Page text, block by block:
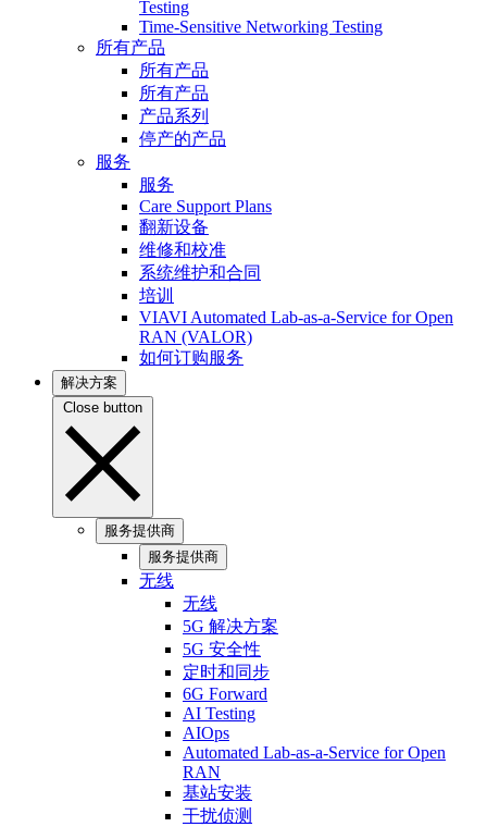
Testing
Time-Sensitive Networking Testing
所有产品
所有产品
所有产品
产品系列
停产的产品
服务
服务
Care Support Plans
翻新设备
维修和校准
系统维护和合同
培训
VIAVI Automated Lab-as-a-Service for Open
RAN (VALOR)
如何订购服务
解决方案
Close button
服务提供商
服务提供商
无线
无线
5G 解决方案
5G 安全性
定时和同步
6G Forward
AI Testing
AIOps
Automated Lab-as-a-Service for Open
RAN
基站安装
干扰侦测